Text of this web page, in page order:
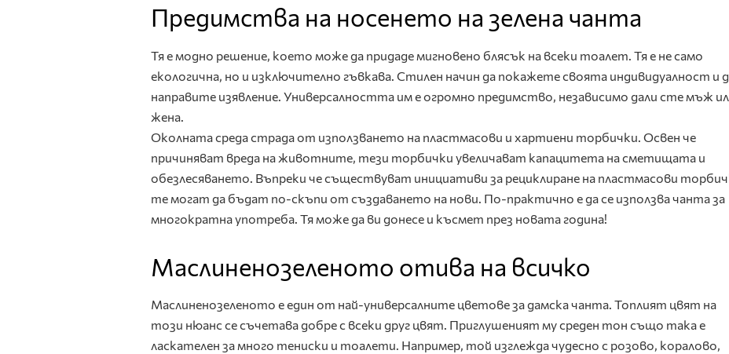
Предимства на носенето на зелена чанта
Тя е модно решение, което може да придаде мигновено блясък на всеки тоалет. Тя е не само
екологична, но и изключително гъвкава. Стилен начин да покажете своята индивидуалност и
направите изявление. Универсалността им е огромно предимство, независимо дали сте мъж
жена.
Околната среда страда от използването на пластмасови и хартиени торбички. Освен че
причиняват вреда на животните, тези торбички увеличават капацитета на сметищата и
обезлесяването. Въпреки че съществуват инициативи за рециклиране на пластмасови
те могат да бъдат по-скъпи от създаването на нови. По-практично е да се използва чанта за
многократна употреба. Тя може да ви донесе и късмет през новата година!
Маслиненозеленото отива на всичко
Маслиненозеленото е един от най-универсалните цветове за дамска чанта. Топлият цвят на
този нюанс се съчетава добре с всеки друг цвят. Приглушеният му среден тон също така е
ласкателен за много тениски и тоалети. Например, той изглежда чудесно с розово, коралово,